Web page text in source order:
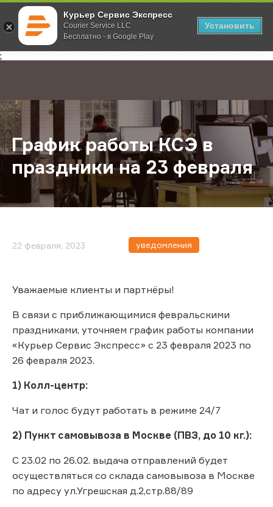
Курьер Сервис Экспресс
Courier Service LLC
Бесплатно - в Google Play
Установить
;
Главная О компании Новости График работы КСЭ в праздники
График работы КСЭ в
праздники на 23 февраля
22 февраля, 2023 уведомления
Уважаемые клиенты и партнёры!
В связи с приближающимися февральскими
праздниками, уточняем график работы компании
«Курьер Сервис Экспресс» с 23 февраля 2023 по
26 февраля 2023.
1) Колл-центр:
Чат и голос будут работать в режиме 24/7
2) Пункт самовывоза в Москве (ПВЗ, до 10 кг.):
С 23.02 по 26.02. выдача отправлений будет
осуществляться со склада самовывоза в Москве
по адресу ул.Угрешская д.2,стр.88/89